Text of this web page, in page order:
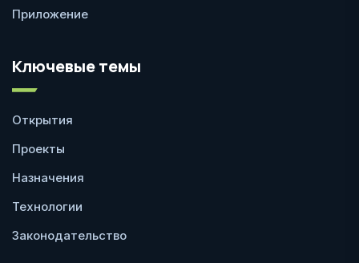
Приложение
Ключевые темы
Открытия
Проекты
Назначения
Технологии
Законодательство